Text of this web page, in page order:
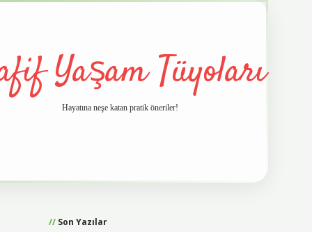
Yaşam Tüyoları
Hayatına neşe katan pratik öneriler!
Son Yazılar